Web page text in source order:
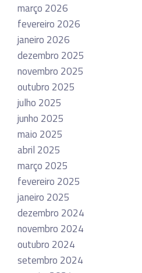
março 2026
fevereiro 2026
janeiro 2026
dezembro 2025
novembro 2025
outubro 2025
julho 2025
junho 2025
maio 2025
abril 2025
março 2025
fevereiro 2025
janeiro 2025
dezembro 2024
novembro 2024
outubro 2024
setembro 2024